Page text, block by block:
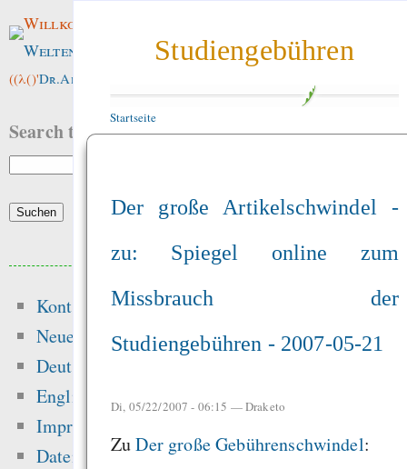
Studiengebühren
Startseite
Der große Artikelschwindel -
zu: Spiegel online zum
Missbrauch der
Studiengebühren - 2007-05-21
Di, 05/22/2007 - 06:15 —Draketo
ZuDer große Gebührenschwindel:
Willkommen im
Weltenwald
((λ()'Dr.ArneBab
Search this site:
Kontakt
Neue Inhalte
Deutsch
English
Impressum
Datenschutz
Beliebte Inhalte
sea level
superstorms”